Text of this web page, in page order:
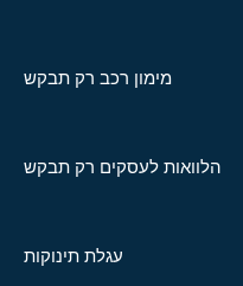
מימון רכב רק תבקש
הלוואות לעסקים רק תבקש
עגלת תינוקות